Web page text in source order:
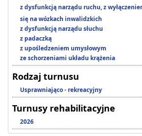
z dysfunkcją narządu ruchu, z
się na wózkach inwalidzkich
z dysfunkcją narządu słuchu
z padaczką
z upośledzeniem umysłowym
ze schorzeniami układu krążenia
Rodzaj turnusu
Usprawniająco - rekreacyjny
Turnusy rehabilitacyjne
2026